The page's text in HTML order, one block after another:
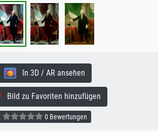
In 3D / AR ansehen
Bild zu Favoriten hinzufügen
0 Bewertungen